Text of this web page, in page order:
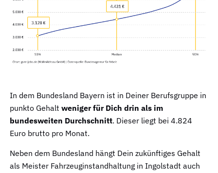
In dem Bundesland Bayern ist in Deiner Berufsgruppe in
punkto Gehalt weniger für Dich drin als im
bundesweiten Durchschnitt. Dieser liegt bei 4.824
Euro brutto pro Monat.
Neben dem Bundesland hängt Dein zukünftiges Gehalt
als Meister Fahrzeuginstandhaltung in Ingolstadt auch